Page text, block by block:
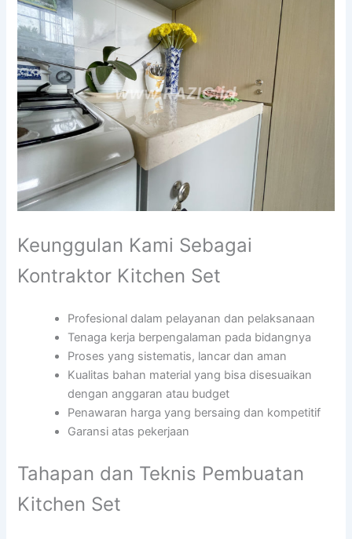
Keunggulan Kami Sebagai
Kontraktor Kitchen Set
Profesional dalam pelayanan dan pelaksanaan
Tenaga kerja berpengalaman pada bidangnya
Proses yang sistematis, lancar dan aman
Kualitas bahan material yang bisa disesuaikan
dengan anggaran atau budget
Penawaran harga yang bersaing dan kompetitif
Garansi atas pekerjaan
Tahapan dan Teknis Pembuatan
Kitchen Set